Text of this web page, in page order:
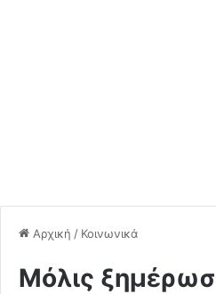
Αρχική / Κοινωνικά
Μόλις